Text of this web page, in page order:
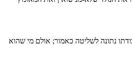
נתונה לשליטה כאמור; אולם מי שהוא